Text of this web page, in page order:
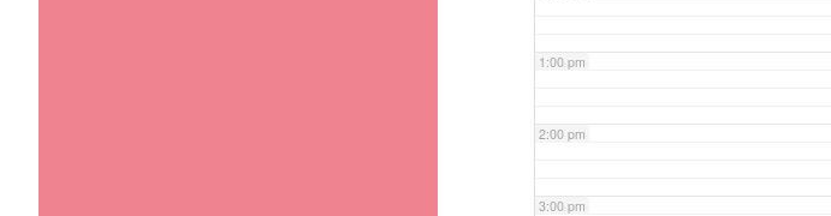
1:00 pm
2:00 pm
3:00 pm